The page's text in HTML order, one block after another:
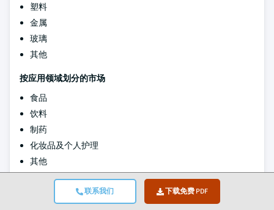
联系我们 下载免费 PDF
塑料
金属
玻璃
其他
按应用领域划分的市场
食品
饮料
制药
化妆品及个人护理
其他
以上信息涵盖以下地区和国家：